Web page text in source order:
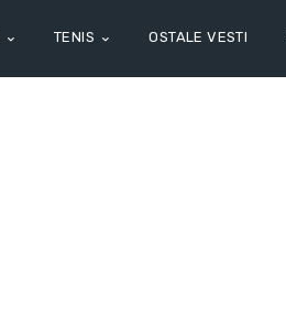
TENIS OSTALE VESTI